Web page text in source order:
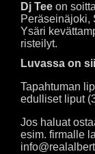
Dj Tee on
Peräseinäjoki,
Ysäri
risteilyt.
Luvassa on
Tapahtuman
edulliset liput
Jos haluat
esim. firmalle